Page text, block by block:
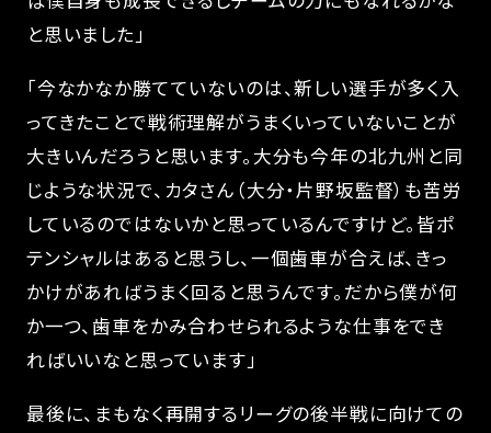
と思いました」
「今なかなか勝てていないのは、新しい選手が多く入
ってきたことで戦術理解がうまくいっていないことが
大きいんだろうと思います。大分も今年の北九州と同
じような状況で、カタさん（大分・片野坂監督）も苦労
しているのではないかと思っているんですけど。皆ポ
テンシャルはあると思うし、一個歯車が合えば、きっ
かけがあればうまく回ると思うんです。だから僕が何
か一つ、歯車をかみ合わせられるような仕事をでき
ればいいなと思っています」
最後に、まもなく再開するリーグの後半戦に向けての